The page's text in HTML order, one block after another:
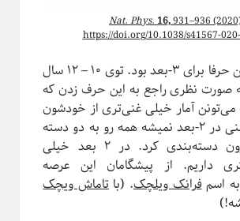
نسبیت نسبیت عام
پایتون پدیدارگی
پیچیدگی کرونا
کیهان شناسی گالیله
ماشین
Nat. Phys.16,931–936
https://doi.org/10.1038/s41567-
راستش همه این حرفا برای ۳-بعد بود. توی ۱۰ – ۱۲ سال
صورت نظری راجع به این حرف زدن که
می‌تونن آمار خیلی غنی‌تری از خودشون
نشون بدن! یعنی در ۲-بعد نمیشه همه رو به دو دسته
فرمیون و بوزون دسته‌بندی کرد. در ۲ بعد خیلی
داریم. از پیشگامان این عرصه
اسمفرانک ویلچک. (باتاماش ویچک